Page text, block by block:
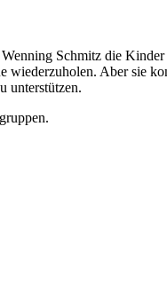
Schmitz die
Aber sie
unterstützen.